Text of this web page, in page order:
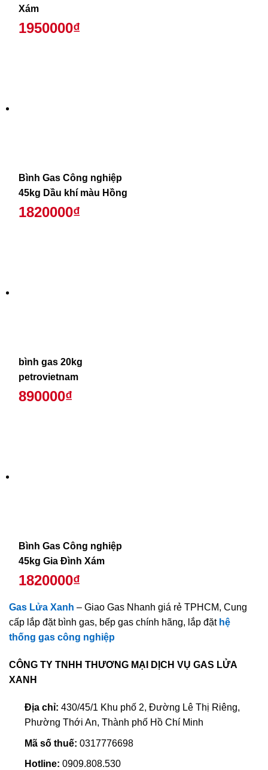
Xám
1950000₫
Bình Gas Công nghiệp
45kg Dầu khí màu Hồng
1820000₫
bình gas 20kg
petrovietnam
890000₫
Bình Gas Công nghiệp
45kg Gia Đình Xám
1820000₫
Gas Lửa Xanh – Giao Gas Nhanh giá rẻ TPHCM, Cung
cấp lắp đặt bình gas, bếp gas chính hãng, lắp đặt hệ
thống gas công nghiệp
CÔNG TY TNHH THƯƠNG MẠI DỊCH VỤ GAS LỬA
XANH
Địa chỉ: 430/45/1 Khu phố 2, Đường Lê Thị Riêng,
Phường Thới An, Thành phố Hồ Chí Minh
Mã số thuế: 0317776698
Hotline: 0909.808.530